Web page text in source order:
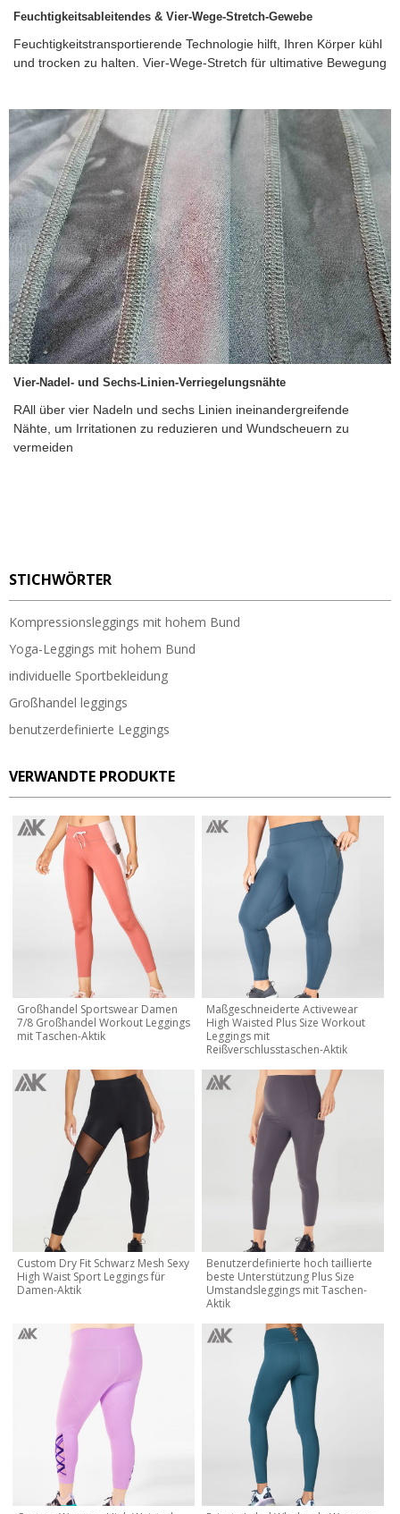
Feuchtigkeitsableitendes & Vier-Wege-Stretch-Gewebe
Feuchtigkeitstransportierende Technologie hilft, Ihren Körper kühl
und trocken zu halten. Vier-Wege-Stretch für ultimative Bewegung
Vier-Nadel- und Sechs-Linien-Verriegelungsnähte
RAll über vier Nadeln und sechs Linien ineinandergreifende
Nähte, um Irritationen zu reduzieren und Wundscheuern zu
vermeiden
STICHWÖRTER
Kompressionsleggings mit hohem Bund
Yoga-Leggings mit hohem Bund
individuelle Sportbekleidung
Großhandel leggings
benutzerdefinierte Leggings
VERWANDTE PRODUKTE
Großhandel Sportswear Damen
7/8 Großhandel Workout Leggings
mit Taschen-Aktik
Maßgeschneiderte Activewear
High Waisted Plus Size Workout
Leggings mit
Reißverschlusstaschen-Aktik
Custom Dry Fit Schwarz Mesh Sexy
High Waist Sport Leggings für
Damen-Aktik
Benutzerdefinierte hoch taillierte
beste Unterstützung Plus Size
Umstandsleggings mit Taschen-
Aktik